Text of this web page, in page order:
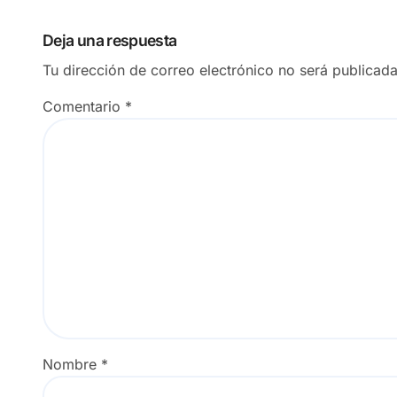
Deja una respuesta
Tu dirección de correo electrónico no será
Comentario *
Nombre *